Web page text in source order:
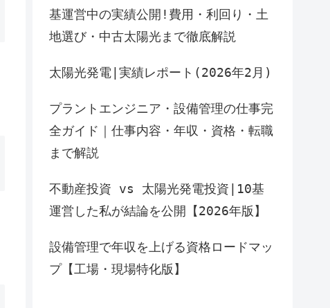
基運営中の実績公開!費用・利回り・土
地選び・中古太陽光まで徹底解説
太陽光発電|実績レポート(2026年2月)
プラントエンジニア・設備管理の仕事完
全ガイド｜仕事内容・年収・資格・転職
まで解説
不動産投資 vs 太陽光発電投資|10基
運営した私が結論を公開【2026年版】
設備管理で年収を上げる資格ロードマッ
プ【工場・現場特化版】